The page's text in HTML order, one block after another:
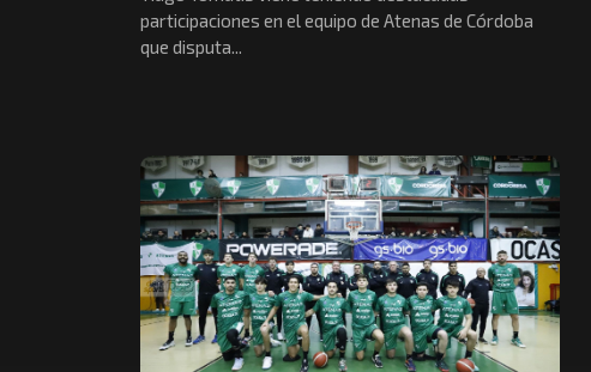
participaciones en el equipo de Atenas de Córdoba
que disputa...